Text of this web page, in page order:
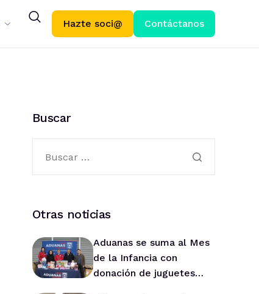
Hazte soci@ Contáctanos
Buscar
Otras noticias
Aduanas se suma al Mes
de la Infancia con
donación de juguetes